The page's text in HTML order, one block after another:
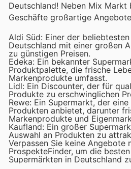
Deutschland! Neben Mix Markt
Geschäfte großartige
Aldi Süd: Einer der
Deutschland mit einer großen
zu günstigen Preisen.
Edeka: Ein bekannter
Produktpalette, die frische
Markenprodukte umfasst.
Lidl: Ein Discounter, der für
Produkte zu erschwinglichen
Rewe: Ein Supermarkt, der
Produkten anbietet, darunter
Markenprodukte und
Kaufland: Ein großer
Auswahl an Produkten zu
Verpassen Sie keine Angebote
ProspekteFinder, um die
Supermärkten in Deutschland